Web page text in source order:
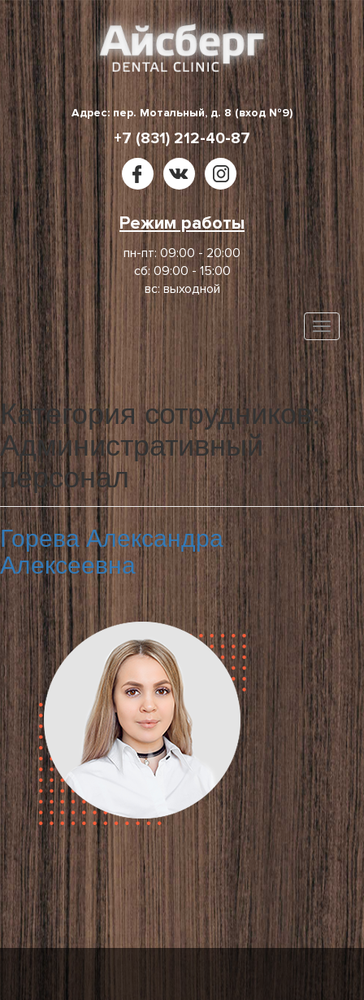
Skip
to
content
Адрес: пер. Мотальный, д. 8 (вход №9)
+7 (831) 212-40-87
Режим работы
пн-пт: 09:00 - 20:00
сб: 09:00 - 15:00
вс: выходной
Toggle
Категория сотрудников:
Административный
персонал
Горева Александра
Алексеевна